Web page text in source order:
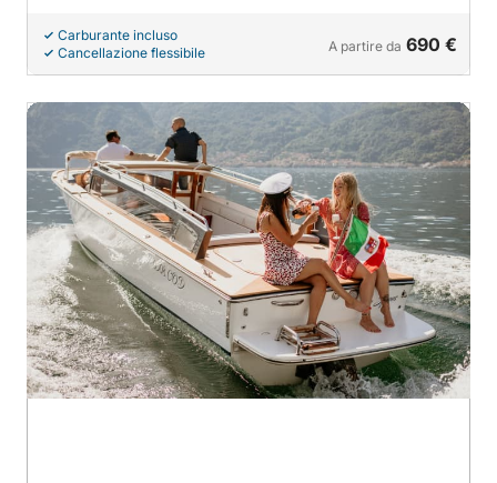
Carburante incluso
Cancellazione flessibile
A partire da 690 €